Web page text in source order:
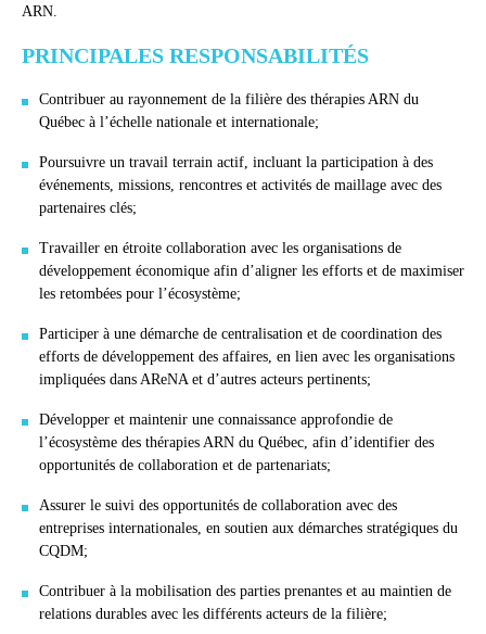
ARN.
PRINCIPALES RESPONSABILITÉS
Contribuer au rayonnement de la filière des thérapies ARN du
Québec à l’échelle nationale et internationale;
Poursuivre un travail terrain actif, incluant la participation à des
événements, missions, rencontres et activités de maillage avec des
partenaires clés;
Travailler en étroite collaboration avec les organisations de
développement économique afin d’aligner les efforts et de maximiser
les retombées pour l’écosystème;
Participer à une démarche de centralisation et de coordination des
efforts de développement des affaires, en lien avec les organisations
impliquées dans AReNA et d’autres acteurs pertinents;
Développer et maintenir une connaissance approfondie de
l’écosystème des thérapies ARN du Québec, afin d’identifier des
opportunités de collaboration et de partenariats;
Assurer le suivi des opportunités de collaboration avec des
entreprises internationales, en soutien aux démarches stratégiques du
CQDM;
Contribuer à la mobilisation des parties prenantes et au maintien de
relations durables avec les différents acteurs de la filière;